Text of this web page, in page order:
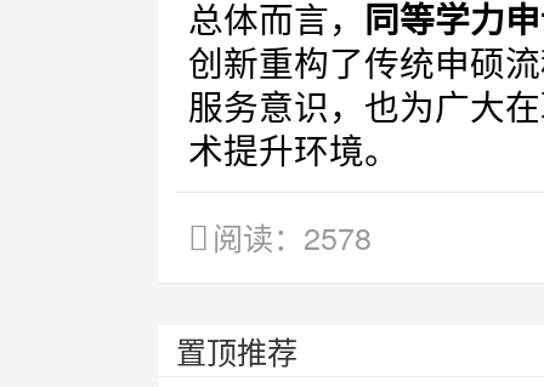
总体而言，
同等学力
创新重构了传统申硕
服务意识，也为广大
术提升环境。
阅读：2578
置顶推荐